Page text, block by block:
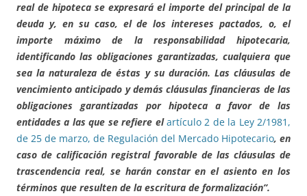
real de hipoteca se expresará el importe del principal de la
deuda y, en su caso, el de los intereses pactados, o, el
importe máximo de la responsabilidad hipotecaria,
identificando las obligaciones garantizadas, cualquiera que
sea la naturaleza de éstas y su duración. Las cláusulas de
vencimiento anticipado y demás cláusulas financieras de las
obligaciones garantizadas por hipoteca a favor de las
entidades a las que se refiere elartículo 2 de la Ley 2/1981,
de 25 de marzo, de Regulación del Mercado Hipotecario, en
caso de calificación registral favorable de las cláusulas de
trascendencia real, se harán constar en el asiento en los
términos que resulten de la escritura de formalización”.